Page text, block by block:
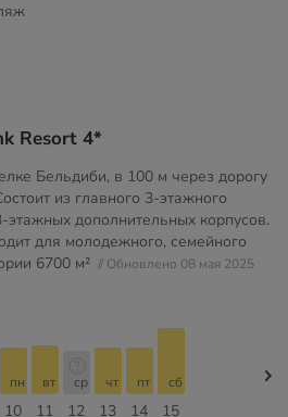
Resort 4*
Бельдиби, в 100 м через дорогу
из главного 3-этажного
этажных дополнительных корпусов.
для молодежного, семейного
6700 м² // Обновлено 08 мая 2025
10
пн
11
вт
12
ср
13
чт
14
пт
15
сб